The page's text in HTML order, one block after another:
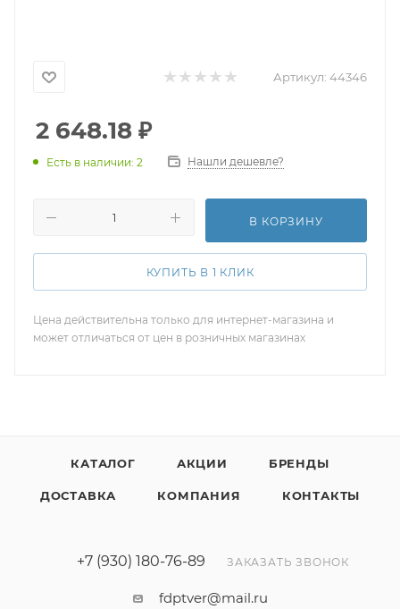
Артикул: 44346
2 648.18 ₽
Есть в наличии: 2 Нашли дешевле?
В КОРЗИНУ
КУПИТЬ В 1 КЛИК
Цена действительна только для интернет-магазина и
может отличаться от цен в розничных магазинах
КАТАЛОГ АКЦИИ БРЕНДЫ
ДОСТАВКА КОМПАНИЯ КОНТАКТЫ
+7 (930) 180-76-89 ЗАКАЗАТЬ ЗВОНОК
fdptver@mail.ru